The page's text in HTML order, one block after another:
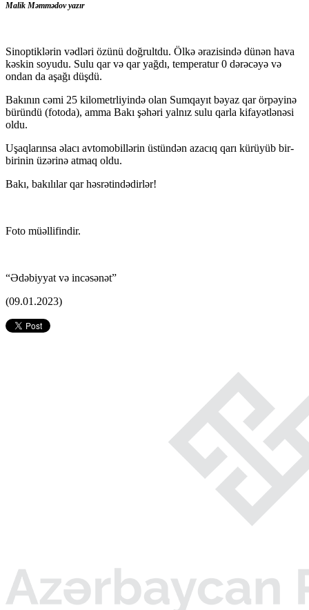
Malik Məmmədov yazır
Sinoptiklərin vədləri özünü doğrultdu. Ölkə ərazisində dünən hava
kəskin soyudu. Sulu qar və qar yağdı, temperatur 0 dərəcəyə və
ondan da aşağı düşdü.
Bakının cəmi 25 kilometrliyində olan Sumqayıt bəyaz qar örpəyinə
büründü (fotoda), amma Bakı şəhəri yalnız sulu qarla kifayətlənəsi
oldu.
Uşaqlarınsa əlacı avtomobillərin üstündən azacıq qarı kürüyüb bir-
birinin üzərinə atmaq oldu.
Bakı, bakılılar qar həsrətindədirlər!
Foto müəllifindir.
“Ədəbiyyat və incəsənət”
(09.01.2023)